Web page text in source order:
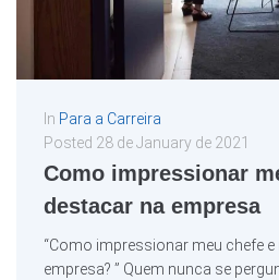
In Para a Carreira
Posted 28 de January de 2021
Como impressionar
destacar na empresa
“Como impressionar meu chefe
empresa? ” Quem nunca se